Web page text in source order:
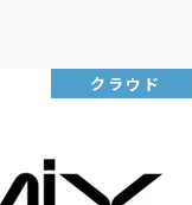
クラウド